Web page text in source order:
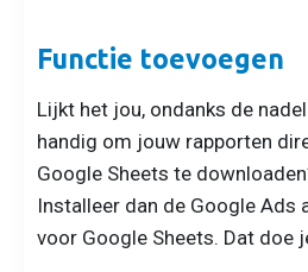
Functie toevoegen
Lijkt het jou, ondanks de
handig om jouw rapporten
Google Sheets te
Installeer dan de Google Ads
voor Google Sheets. Dat doe